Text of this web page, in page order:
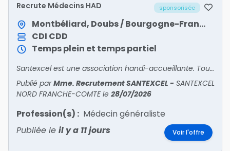
Recrute Médecins HAD sponsorisée
Montbéliard, Doubs / Bourgogne-Franche-Comté
CDI CDD
Temps plein et temps partiel
Santexcel est une association handi-accueillante. Tous nos postes sont ouverts aux personnes en situation de handicap.
Publié parMme. Recrutement SANTEXCEL - SANTEXCEL
NORD FRANCHE-COMTEle 28/07/2026
Profession(s) : Médecin généraliste
Publiée le il y a 11 jours Voir l'offre